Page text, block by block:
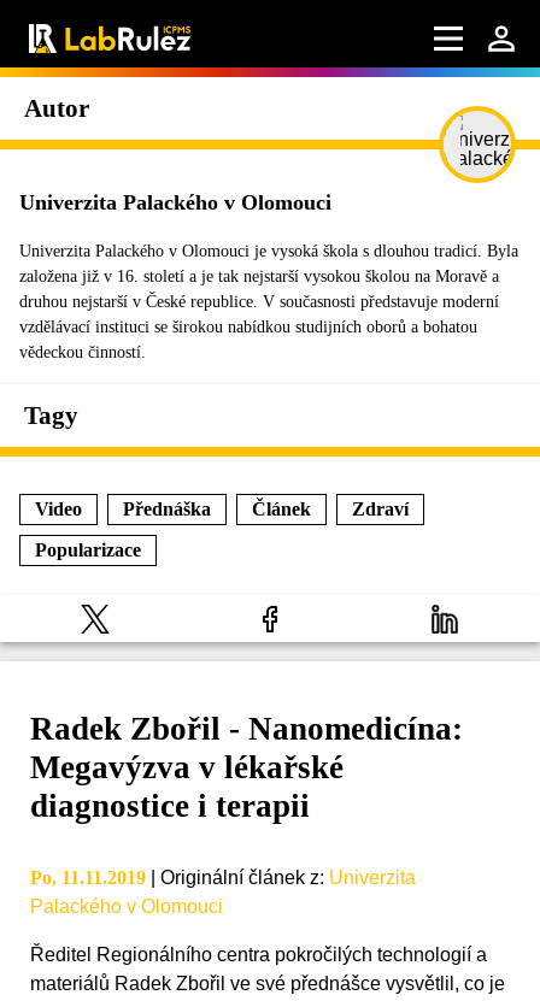
Autor
Univerzita Palackého v Olomouci
Univerzita Palackého v Olomouci je vysoká škola s dlouhou tradicí. Byla
založena již v 16. století a je tak nejstarší vysokou školou na Moravě a
druhou nejstarší v České republice. V současnosti představuje moderní
vzdělávací instituci se širokou nabídkou studijních oborů a bohatou
vědeckou činností.
Tagy
Video Přednáška Článek
Zdraví
Popularizace
Radek Zbořil - Nanomedicína:
Megavýzva v lékařské
diagnostice i terapii
Po, 11.11.2019 Originální článek z: Univerzita
Palackého v Olomouci
Ředitel Regionálního centra pokročilých technologií a
materiálů Radek Zbořil ve své přednášce vysvětlil, co je